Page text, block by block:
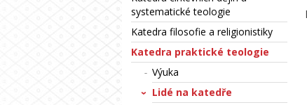
systematické teologie
Katedra filosofie a religionistiky
Katedra praktické teologie
Výuka
Lidé na katedře